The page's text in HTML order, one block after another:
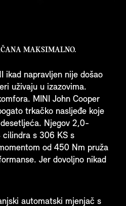
MAKSIMALNO.
ikad napravljen nije došao
uživaju u izazovima.
MINI John Cooper
trkačko nasljeđe koje
Njegov 2,0-
s 306 KS s
od 450 Nm pruža
Jer dovoljno nikad
automatski mjenjač s